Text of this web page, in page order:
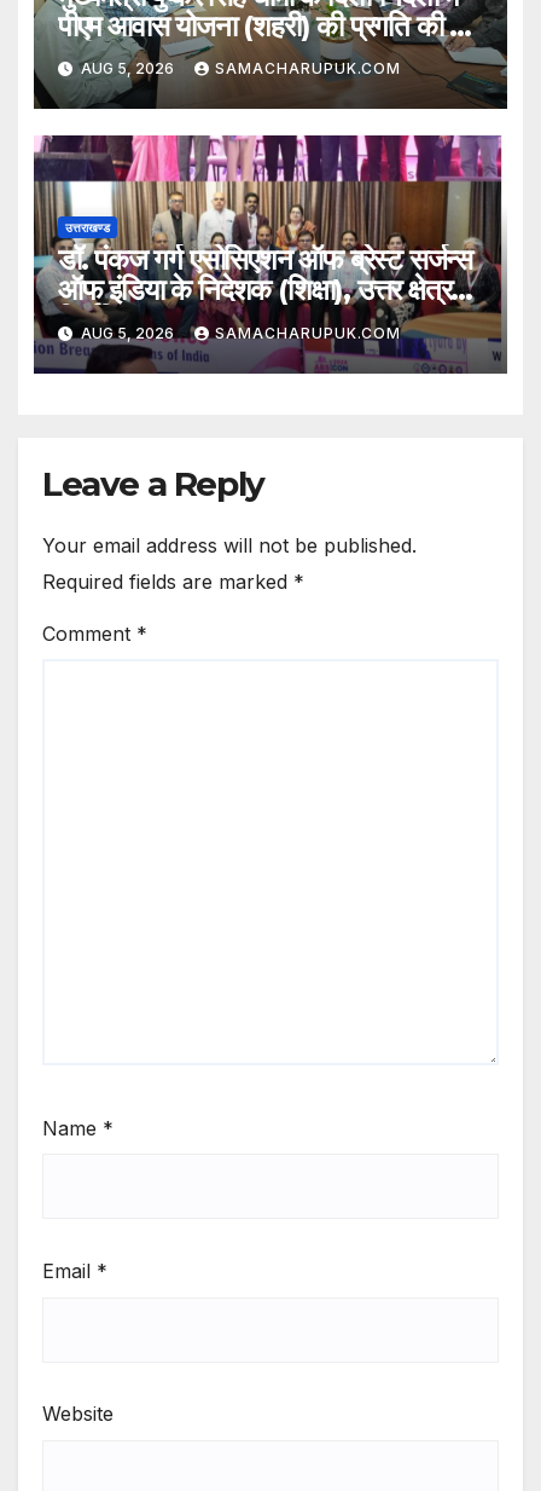
पीएम आवास योजना (शहरी) की प्रगति की हुई
समीक्षा
AUG 5, 2026 SAMACHARUPUK.COM
उत्तराखण्ड
डॉ. पंकज गर्ग एसोसिएशन ऑफ ब्रेस्ट सर्जन्स
ऑफ इंडिया के निदेशक (शिक्षा), उत्तर क्षेत्र
निर्वाचित
AUG 5, 2026 SAMACHARUPUK.COM
Leave a Reply
Your email address will not be published.
Required fields are marked *
Comment *
Name *
Email *
Website